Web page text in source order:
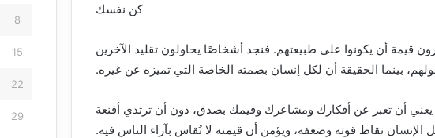
كن نفسك
قيمة أن يكونوا على طبيعتهم. فنجد أشخاصًا يحاولون تقليد الآخرين
بينما الحقيقة أن لكل إنسان بصمته الخاصة التي تميزه عن غيره.
يعني أن تعبر عن أفكارك ومشاعرك وقيمك بصدق، دون أن ترتدي أقنعة
الإنسان نقاط قوته وضعفه، ويؤمن أن قيمته لا تُقاس بآراء الناس فيه.
8
15
22
29